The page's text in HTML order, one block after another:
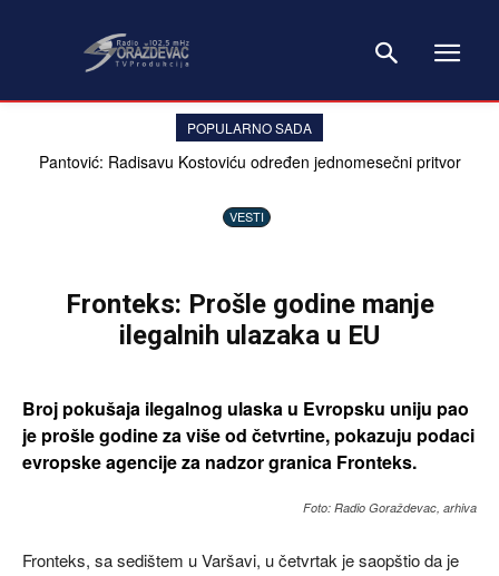
POPULARNO SADA
Pantović: Radisavu Kostoviću određen jednomesečni pritvor
VESTI
Fronteks: Prošle godine manje
ilegalnih ulazaka u EU
Broj pokušaja ilegalnog ulaska u Evropsku uniju pao
je prošle godine za više od četvrtine, pokazuju podaci
evropske agencije za nadzor granica Fronteks.
Foto: Radio Goraždevac, arhiva
Fronteks, sa sedištem u Varšavi, u četvrtak je saopštio da je